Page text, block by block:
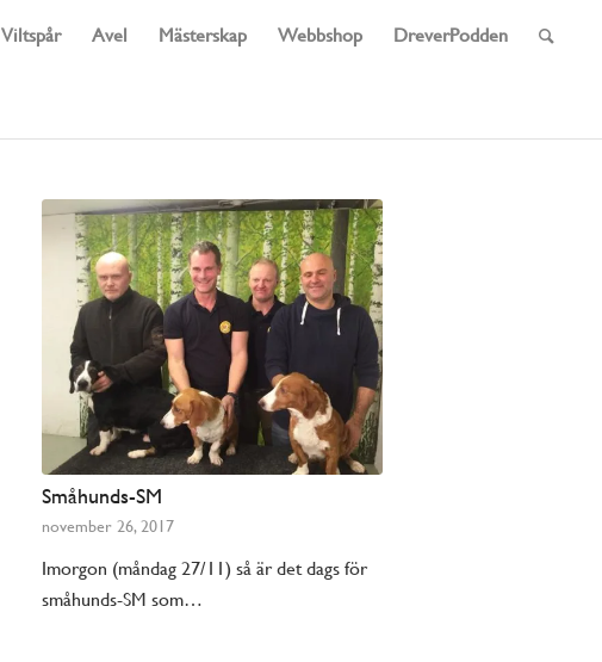
Viltspår Avel Mästerskap Webbshop DreverPodden
Småhunds-SM
november 26, 2017
Imorgon (måndag 27/11) så är det dags för
småhunds-SM som…